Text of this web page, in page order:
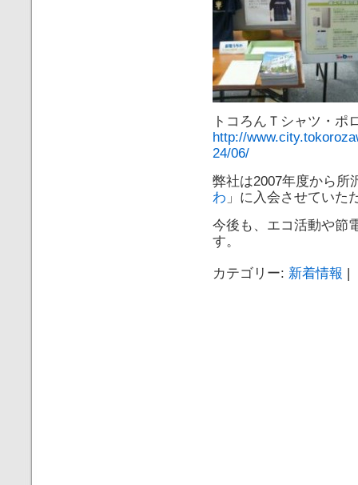
トコろんＴシャツ・ポ
http://
24/06/
弊社は2007年度から所
わ 」に入会させていた
今後も、エコ活動や節
す。
カテゴリー: 新着情報 |